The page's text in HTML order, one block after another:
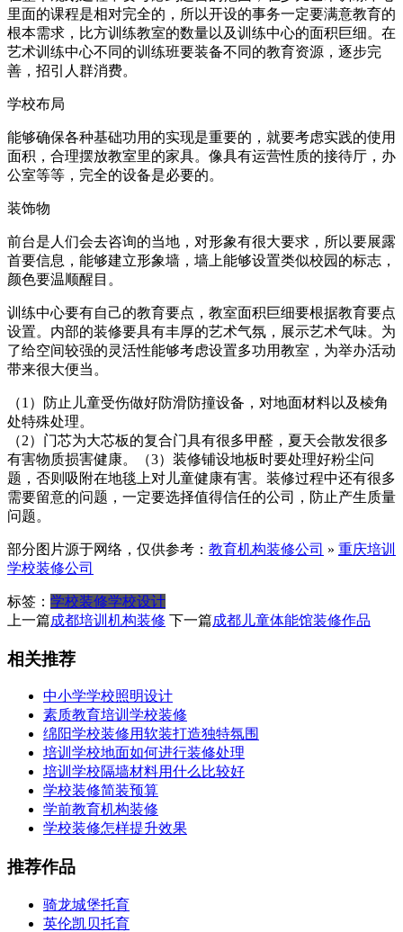
里面的课程是相对完全的，所以开设的事务一定要满意教育的
根本需求，比方训练教室的数量以及训练中心的面积巨细。在
艺术训练中心不同的训练班要装备不同的教育资源，逐步完
善，招引人群消费。
学校布局
能够确保各种基础功用的实现是重要的，就要考虑实践的使用
面积，合理摆放教室里的家具。像具有运营性质的接待厅，办
公室等等，完全的设备是必要的。
装饰物
前台是人们会去咨询的当地，对形象有很大要求，所以要展露
首要信息，能够建立形象墙，墙上能够设置类似校园的标志，
颜色要温顺醒目。
训练中心要有自己的教育要点，教室面积巨细要根据教育要点
设置。内部的装修要具有丰厚的艺术气氛，展示艺术气味。为
了给空间较强的灵活性能够考虑设置多功用教室，为举办活动
带来很大便当。
（1）防止儿童受伤做好防滑防撞设备，对地面材料以及棱角
处特殊处理。
（2）门芯为大芯板的复合门具有很多甲醛，夏天会散发很多
有害物质损害健康。（3）装修铺设地板时要处理好粉尘问
题，否则吸附在地毯上对儿童健康有害。装修过程中还有很多
需要留意的问题，一定要选择值得信任的公司，防止产生质量
问题。
部分图片源于网络，仅供参考： 教育机构装修公司 » 重庆培训
学校装修公司
标签： 学校装修学校设计
上一篇成都培训机构装修 下一篇成都儿童体能馆装修作品
相关推荐
中小学学校照明设计
素质教育培训学校装修
绵阳学校装修用软装打造独特氛围
培训学校地面如何进行装修处理
培训学校隔墙材料用什么比较好
学校装修简装预算
学前教育机构装修
学校装修怎样提升效果
推荐作品
骑龙城堡托育
英伦凯贝托育